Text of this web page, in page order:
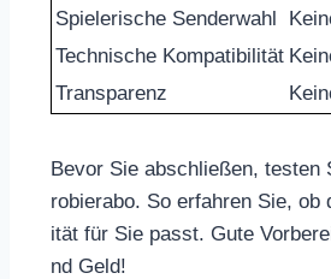
Spielerische Senderwahl
Technische Kompatibilität
Transparenz
Bevor Sie abschließen, testen
robierabo. So erfahren Sie, ob
ität für Sie passt. Gute
nd Geld!